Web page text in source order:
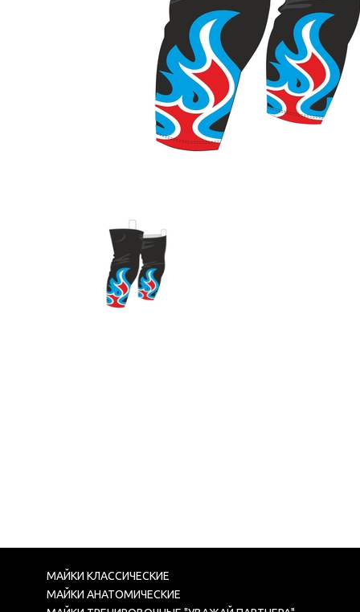
МАЙКИ КЛАССИЧЕСКИЕ
МАЙКИ АНАТОМИЧЕСКИЕ